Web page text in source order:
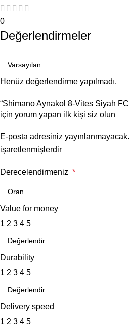
0
Değerlendirmeler
Henüz değerlendirme yapılmadı.
“Shimano Aynakol 8-Vites Siyah
için yorum yapan ilk kişi siz olun
E-posta adresiniz yayınlanmayacak.
işaretlenmişlerdir
Derecelendirmeniz *
Value for money
1 2 3 4 5
Durability
1 2 3 4 5
Delivery speed
1 2 3 4 5